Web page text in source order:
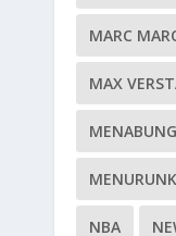
MARC
MAX
MENABUNG
NBA